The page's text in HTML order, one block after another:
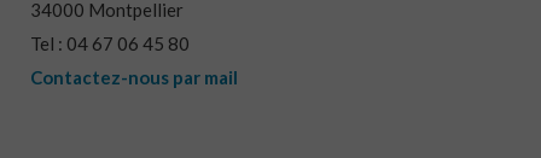
34000 Montpellier
Tel : 04 67 06 45 80
Contactez-nous par mail